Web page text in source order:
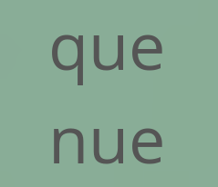
que
nue